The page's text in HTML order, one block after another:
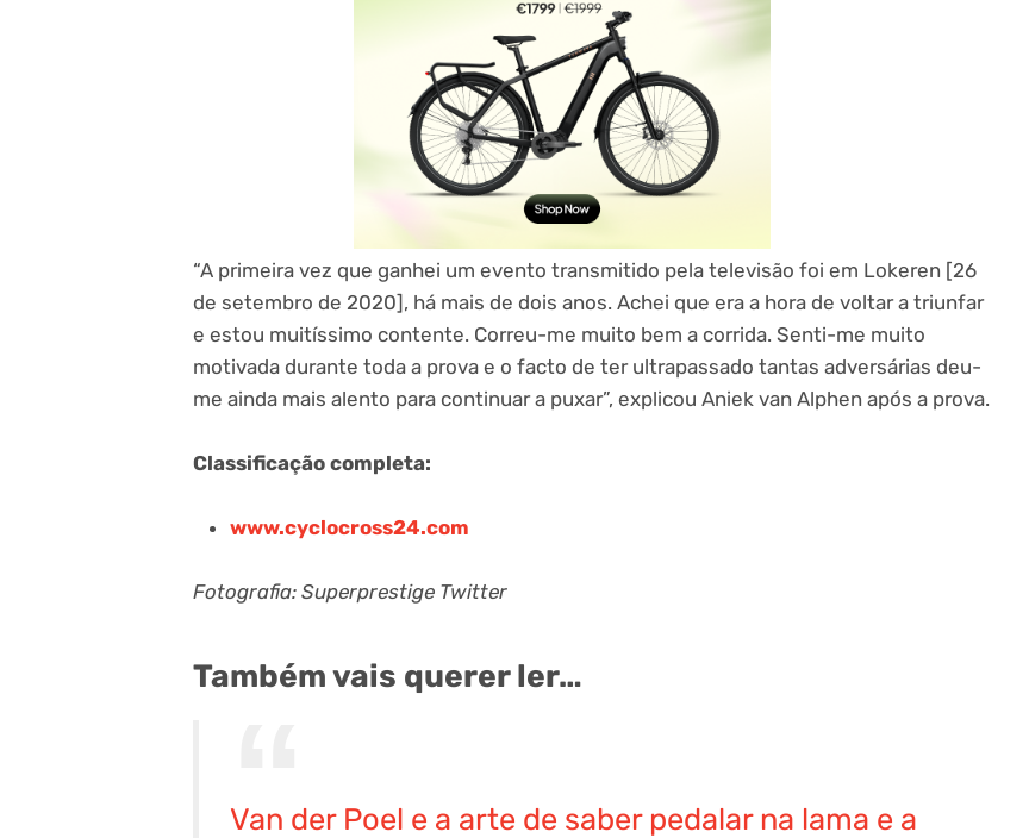
“A primeira vez que ganhei um evento transmitido pela televisão foi em Lokeren [26
de setembro de 2020], há mais de dois anos. Achei que era a hora de voltar a triunfar
e estou muitíssimo contente. Correu-me muito bem a corrida. Senti-me muito
motivada durante toda a prova e o facto de ter ultrapassado tantas adversárias deu-
me ainda mais alento para continuar a puxar”, explicou Aniek van Alphen após a prova.
Classificação completa:
www.cyclocross24.com
Fotografia: Superprestige Twitter
Também vais querer ler…
Van der Poel e a arte de saber pedalar na lama e a